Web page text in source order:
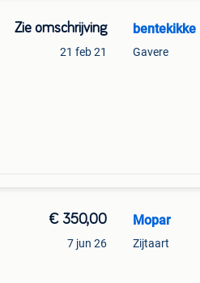
Zie omschrijving
21 feb 21
bentekikke
Gavere
€ 350,00
7 jun 26
Mopar
Zijtaart